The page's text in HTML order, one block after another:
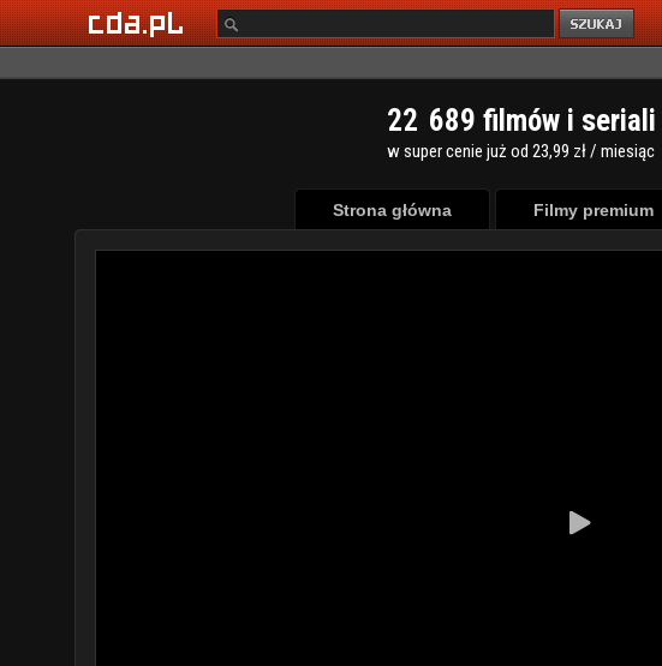
22 689 filmów i seriali
w super cenie już od 23,99 zł / miesiąc
Strona główna Filmy premium